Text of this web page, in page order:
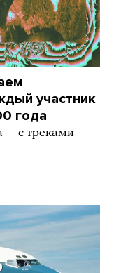
участник
года
— с треками